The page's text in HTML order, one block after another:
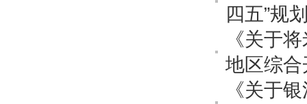
四五”规
《关于
地区综
《关于